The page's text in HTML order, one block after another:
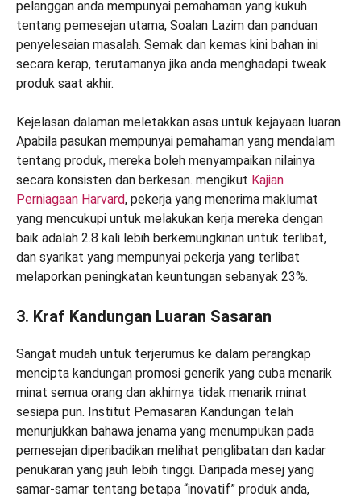
pelanggan anda mempunyai pemahaman yang kukuh
tentang pemesejan utama, Soalan Lazim dan panduan
penyelesaian masalah. Semak dan kemas kini bahan ini
secara kerap, terutamanya jika anda menghadapi tweak
produk saat akhir.
Kejelasan dalaman meletakkan asas untuk kejayaan luaran.
Apabila pasukan mempunyai pemahaman yang mendalam
tentang produk, mereka boleh menyampaikan nilainya
secara konsisten dan berkesan. mengikut Kajian
Perniagaan Harvard, pekerja yang menerima maklumat
yang mencukupi untuk melakukan kerja mereka dengan
baik adalah 2.8 kali lebih berkemungkinan untuk terlibat,
dan syarikat yang mempunyai pekerja yang terlibat
melaporkan peningkatan keuntungan sebanyak 23%.
3. Kraf Kandungan Luaran Sasaran
Sangat mudah untuk terjerumus ke dalam perangkap
mencipta kandungan promosi generik yang cuba menarik
minat semua orang dan akhirnya tidak menarik minat
sesiapa pun. Institut Pemasaran Kandungan telah
menunjukkan bahawa jenama yang menumpukan pada
pemesejan diperibadikan melihat penglibatan dan kadar
penukaran yang jauh lebih tinggi. Daripada mesej yang
samar-samar tentang betapa “inovatif” produk anda,